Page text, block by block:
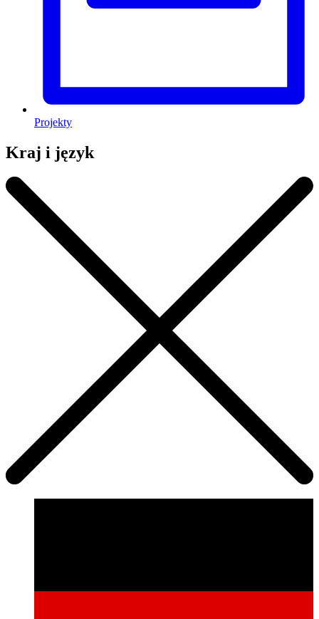
Projekty
Kraj i język